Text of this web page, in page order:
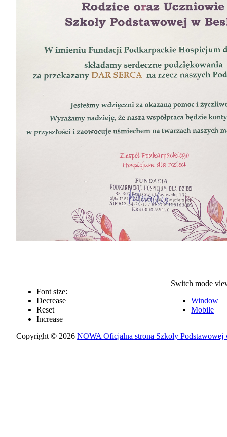
Font size:
Decrease
Reset
Increase
Switch mode
Window
Mobile
Copyright © 2026NOWA Oficjalna strona Szkoły